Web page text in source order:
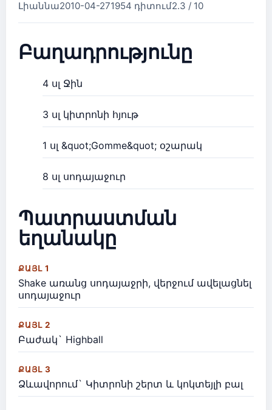
Լիաննա2010-04-271954 դիտում2.3 / 10
Բաղադրությունը
4 սլ Ջին
3 սլ կիտրոնի հյութ
1 սլ &quot;Gomme&quot; օշարակ
8 սլ սոդայաջուր
Պատրաստման
եղանակը
ՔԱՅԼ 1
Shake առանց սոդայաջրի, վերջում ավելացնել
սոդայաջուր
ՔԱՅԼ 2
Բաժակ` Highball
ՔԱՅԼ 3
Ձևավորում` Կիտրոնի շերտ և կոկտեյլի բալ